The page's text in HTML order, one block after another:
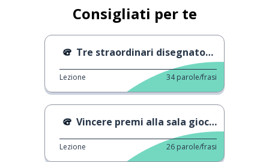
Consigliati per te
Tre straordinari disegnatori di cartoni animati
Lezione 34 parole/frasi
Vincere premi alla sala giochi
Lezione 26 parole/frasi